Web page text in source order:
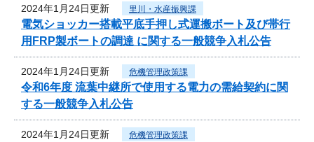
2024年1月24日更新 里川・水産振興課
電気ショッカー搭載平底手押し式運搬ボート及び帯行
用FRP製ボートの調達 に関する一般競争入札公告
2024年1月24日更新 危機管理政策課
令和6年度 流葉中継所で使用する電力の需給契約に関
する一般競争入札公告
2024年1月24日更新 危機管理政策課